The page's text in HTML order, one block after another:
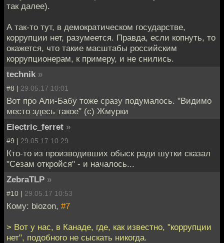
так далее).
А так-то тут, в демократическом государстве,
коррупции нет, разумеется. Правда, если копнуть, то
окажется, что такие масштабы российским
коррупционерам, к примеру, и не снились.
technik »
#8 | 29.05.17 10:01
Вот про Али-Бабу тоже сразу подумалось. "Видимо
место здесь такое" (с) Жмурки
Electric_ferret »
#9 | 29.05.17 10:29
Кто-то из производивших обыск ради шутки сказал
"Сезам откройся" - и началось...
ZebraTLP »
#10 | 29.05.17 10:53
Кому: biozon, #7
> Вот у нас, в Канаде, где, как известно, "коррупции
нет", подобного не сыскать никогда.